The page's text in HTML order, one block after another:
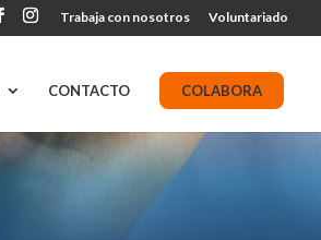
Trabaja con nosotros Voluntariado
CONTACTO COLABORA